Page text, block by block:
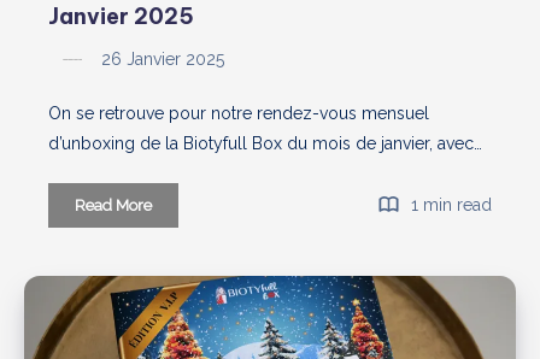
Janvier 2025
26 Janvier 2025
On se retrouve pour notre rendez-vous mensuel
d’unboxing de la Biotyfull Box du mois de janvier, avec…
Read MoreBiotyfull
Box
actifs
jeunesse
”
1 min read